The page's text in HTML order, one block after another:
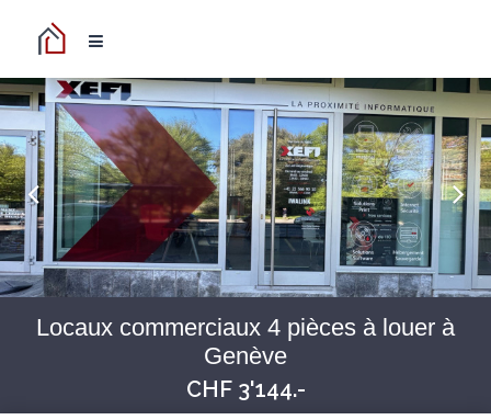
Locaux commerciaux 4 pièces à louer à
Genève
CHF 3'144.-